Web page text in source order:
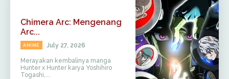
Chimera Arc: Mengenang
Arc...
ANIME July 27, 2026
Merayakan kembalinya manga
Hunter x Hunter karya Yoshihiro
Togashi,...